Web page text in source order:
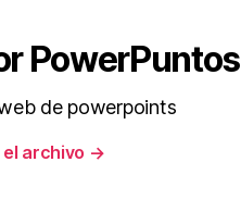
PowerPuntos
de powerpoints
archivo →